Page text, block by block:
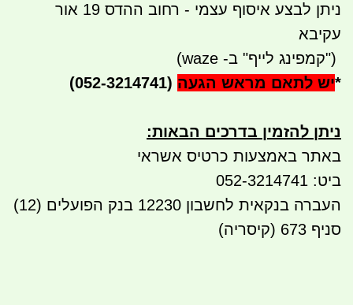
ניתן לבצע איסוף עצמי - רחוב ההדס 19 אור
עקיבא
")קמפינג לייף" ב- waze)
*יש לתאם מראש הגעה (052-3214741)
ניתן להזמין בדרכים הבאות:
באתר באמצעות כרטיס אשראי
ביט: 052-3214741
העברה בנקאית לחשבון 12230 בנק הפועלים (12)
סניף 673 (קיסריה)